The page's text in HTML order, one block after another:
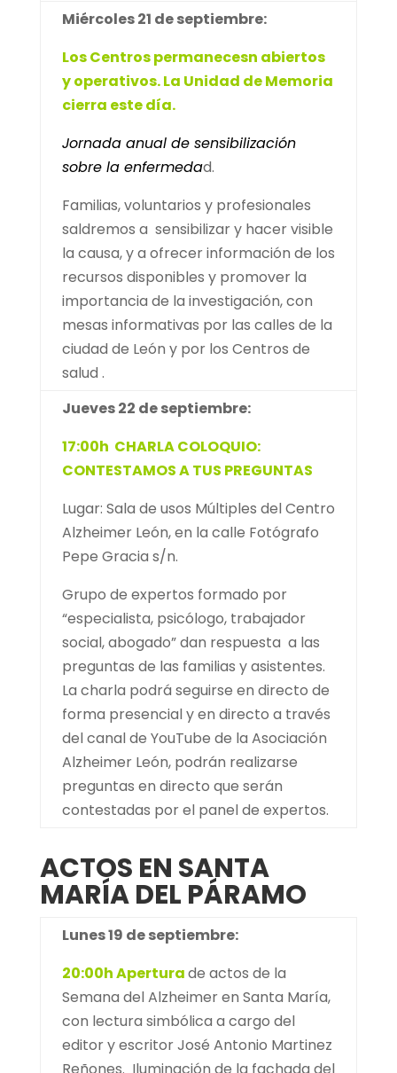
Miércoles 21 de septiembre:
Los Centros permanecesn abiertos
y operativos. La Unidad de Memoria
cierra este día.
Jornada anual de sensibilización
sobre la enfermedad.
Familias, voluntarios y profesionales
saldremos a sensibilizar y hacer visible
la causa, y a ofrecer información de los
recursos disponibles y promover la
importancia de la investigación, con
mesas informativas por las calles de la
ciudad de León y por los Centros de
salud .
Jueves 22 de septiembre:
17:00h CHARLA COLOQUIO:
CONTESTAMOS A TUS PREGUNTAS
Lugar: Sala de usos Múltiples del Centro
Alzheimer León, en la calle Fotógrafo
Pepe Gracia s/n.
Grupo de expertos formado por
“especialista, psicólogo, trabajador
social, abogado” dan respuesta a las
preguntas de las familias y asistentes.
La charla podrá seguirse en directo de
forma presencial y en directo a través
del canal de YouTube de la Asociación
Alzheimer León, podrán realizarse
preguntas en directo que serán
contestadas por el panel de expertos.
ACTOS EN SANTA
MARÍA DEL PÁRAMO
Lunes 19 de septiembre:
20:00h Aperturade actos de la
Semana del Alzheimer en Santa María,
con lectura simbólica a cargo del
editor y escritor José Antonio Martinez